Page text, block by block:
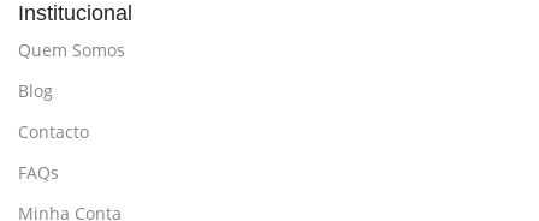
Institucional
Quem Somos
Blog
Contacto
FAQs
Minha Conta